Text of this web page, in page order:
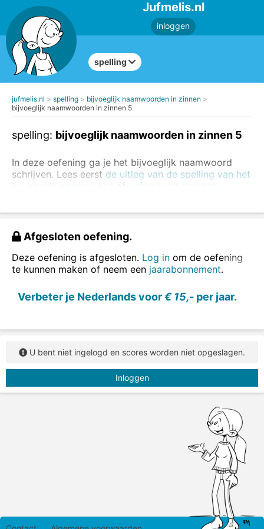
Jufmelis.nl
inloggen
spelling
jufmelis.nl spelling
bijvoeglijk naamwoorden in zinnen
bijvoeglijk naamwoorden in zinnen 5
spelling: bijvoeglijk naamwoorden in zinnen 5
In deze oefening ga je het bijvoeglijk naamwoord
schrijven. Lees eerst de uitleg van de spelling van het
of
oefen eerst met het
Afgesloten oefening.
Deze oefening is afgesloten. Log in om de oefening
te kunnen maken of neem een jaarabonnement.
Verbeter je Nederlands voor€ 15,- per jaar.
U bent niet ingelogd en scores worden niet opgeslagen.
Inloggen